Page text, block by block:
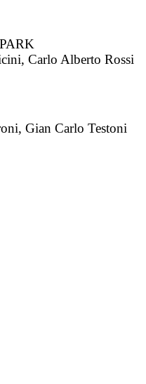
Carlo Alberto Rossi
Gian Carlo Testoni